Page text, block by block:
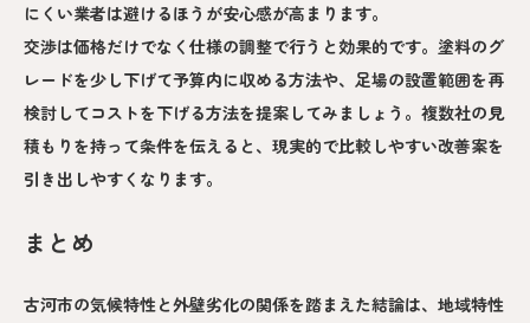
にくい業者は避けるほうが安心感が高まります。
交渉は価格だけでなく仕様の調整で行うと効果的です。塗料のグ
レードを少し下げて予算内に収める方法や、足場の設置範囲を再
検討してコストを下げる方法を提案してみましょう。複数社の見
積もりを持って条件を伝えると、現実的で比較しやすい改善案を
引き出しやすくなります。
まとめ
古河市の気候特性と外壁劣化の関係を踏まえた結論は、地域特性